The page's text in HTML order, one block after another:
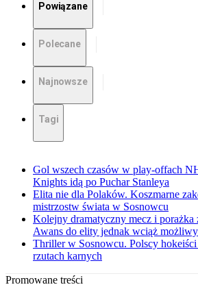
Powiązane
Polecane
Najnowsze
Tagi
Gol wszech czasów w play-offach
Knights idą po Puchar Stanleya
Elita nie dla Polaków. Koszmarne
mistrzostw świata w Sosnowcu
Kolejny dramatyczny mecz i porażka
Awans do elity jednak wciąż możliwy
Thriller w Sosnowcu. Polscy
rzutach karnych
Promowane treści